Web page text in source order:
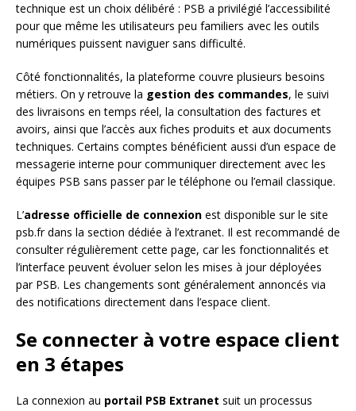
technique est un choix délibéré : PSB a privilégié l’accessibilité
pour que même les utilisateurs peu familiers avec les outils
numériques puissent naviguer sans difficulté.
Côté fonctionnalités, la plateforme couvre plusieurs besoins
métiers. On y retrouve la gestion des commandes, le suivi
des livraisons en temps réel, la consultation des factures et
avoirs, ainsi que l’accès aux fiches produits et aux documents
techniques. Certains comptes bénéficient aussi d’un espace de
messagerie interne pour communiquer directement avec les
équipes PSB sans passer par le téléphone ou l’email classique.
L’adresse officielle de connexion est disponible sur le site
psb.fr dans la section dédiée à l’extranet. Il est recommandé de
consulter régulièrement cette page, car les fonctionnalités et
l’interface peuvent évoluer selon les mises à jour déployées
par PSB. Les changements sont généralement annoncés via
des notifications directement dans l’espace client.
Se connecter à votre espace client
en 3 étapes
La connexion au portail PSB Extranet suit un processus